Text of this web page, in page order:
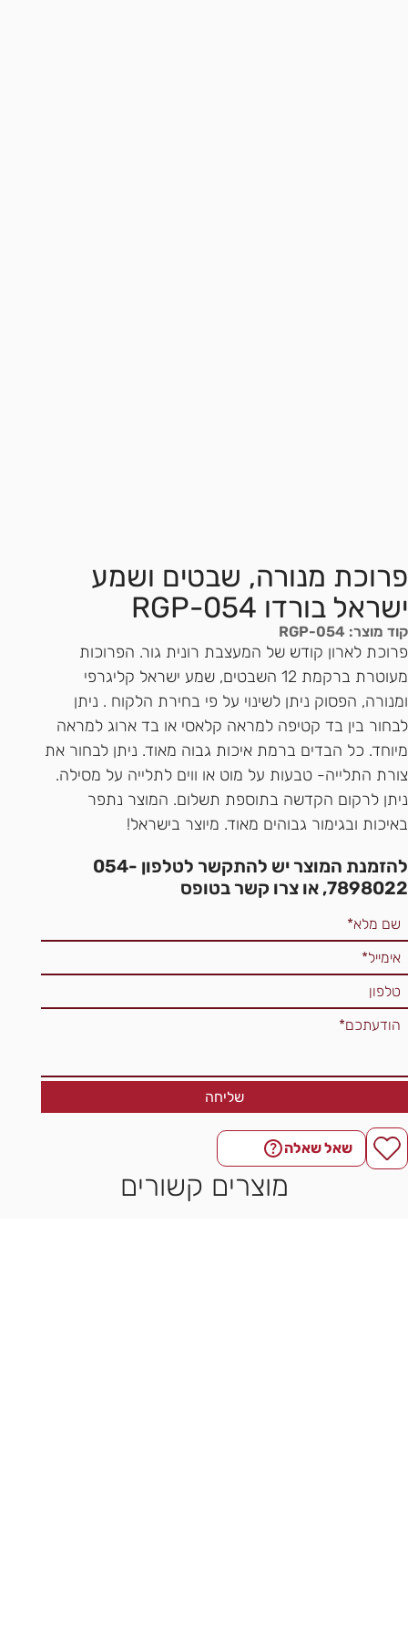
פרוכת מנורה, שבטים ושמע
ישראל בורדו RGP-054
קוד מוצר: RGP-054
פרוכת לארון קודש של המעצבת רונית גור. הפרוכות
מעוטרת ברקמת 12 השבטים, שמע ישראל קליגרפי
ומנורה, הפסוק ניתן לשינוי על פי בחירת הלקוח . ניתן
לבחור בין בד קטיפה למראה קלאסי או בד ארוג למראה
מיוחד. כל הבדים ברמת איכות גבוה מאוד. ניתן לבחור את
צורת התלייה- טבעות על מוט או ווים לתלייה על מסילה.
ניתן לרקום הקדשה בתוספת תשלום. המוצר נתפר
באיכות ובגימור גבוהים מאוד. מיוצר בישראל!
להזמנת המוצר יש להתקשר לטלפון 054-
7898022, או צרו קשר בטופס
שליחה
שאל שאלה
מוצרים קשורים